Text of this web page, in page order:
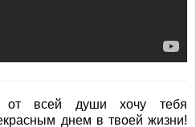
от всей души хочу тебя
днем в твоей жизни!